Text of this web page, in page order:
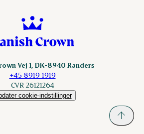
Vej 1, DK-8940 Randers
+45 8919 1919
CVR 26121264
cookie-indstillinger